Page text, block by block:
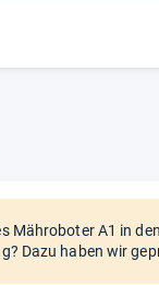
Mähroboter A1 in
Dazu haben wir